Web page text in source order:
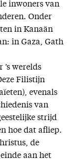
inwoners van
Onder
in Kanaän
in Gaza, Gath
’s werelds
Filistijn
evenals
van
strijd
hoe dat afliep.
de
aan het